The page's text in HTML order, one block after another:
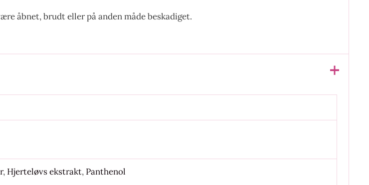
åbnet, brudt eller på anden måde beskadiget.
, Hjerteløvs ekstrakt, Panthenol